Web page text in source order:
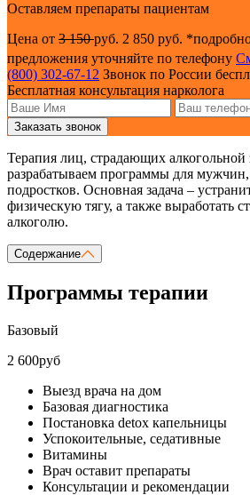
Оставляем препараты пациентам
Цена от 3 150руб. 2 850 руб.
предложения уточняйте по телефону
(800) 302-67-12 Звонок по России
Бесплатная консультация нарколога
Заказать звонок
Терапия лиц, страдающих
разрабатываем программы для
подростков. Основная задача –
физическую тягу, а также выработать
алкоголю.
Содержание
Программы терапии
Базовый
2 600руб
Выезд врача на дом
Базовая диагностика
Постановка detox капельницы
Успокоительные, седативные
Витамины
Врач оставит препараты
Консультации и рекомендации